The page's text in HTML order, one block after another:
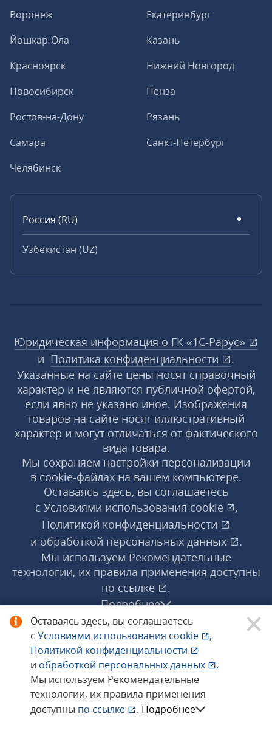
Оставаясь здесь, вы соглашаетесь
с Условиями использования cookie
,
Политикой конфиденциальности
и обработкой персональных данных
.
Мы используем Рекомендательные
технологии, их правила применения
доступны по ссылке . Подробнее
Воронеж
Екатеринбург
Йошкар-Ола
Казань
Красноярск
Нижний Новгород
Новосибирск
Пенза
Ростов-на-Дону
Рязань
Самара
Санкт-Петербург
Челябинск
Россия (RU)
Узбекистан (UZ)
Юридическая информация о ГК «1С‑Рарус»
и Политика конфиденциальности
.
Указанные на сайте цены носят справочный
характер и не являются публичной офертой,
если явно не указано иное. Изображения
товаров на сайте носят иллюстративный
характер и могут отличаться от фактического
вида товара.
Мы сохраняем настройки персонализации
в cookie‑файлах на вашем компьютере.
Оставаясь здесь, вы соглашаетесь
с Условиями использования cookie
,
Политикой конфиденциальности
и обработкой персональных данных
.
Мы используем Рекомендательные
технологии, их правила применения доступны
по ссылке
.
Подробнее
© 1998−2026 «1С‑Рарус» ®. Все права
защищены.
Сообщить об ошибке